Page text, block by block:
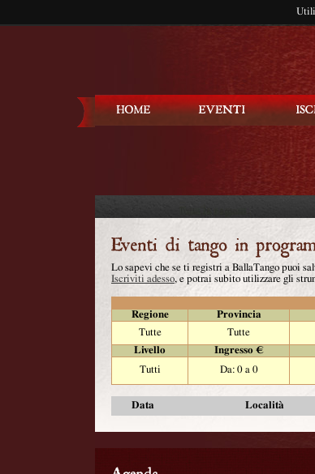
Lo sapevi che se ti registri a BallaTango puoi
Iscriviti adesso, e potrai subito utilizzare gli
Regione
Provincia
Tutte
Tutte
Livello
Ingresso €
Tutti
Da: 0 a 0
Data Località